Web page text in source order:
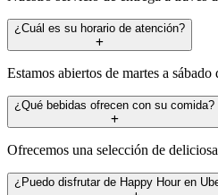
¿Cuál es su horario de atención?
Estamos abiertos de martes a
¿Qué bebidas ofrecen con su comida?
Ofrecemos una selección de
¿Puedo disfrutar de Happy Hour en